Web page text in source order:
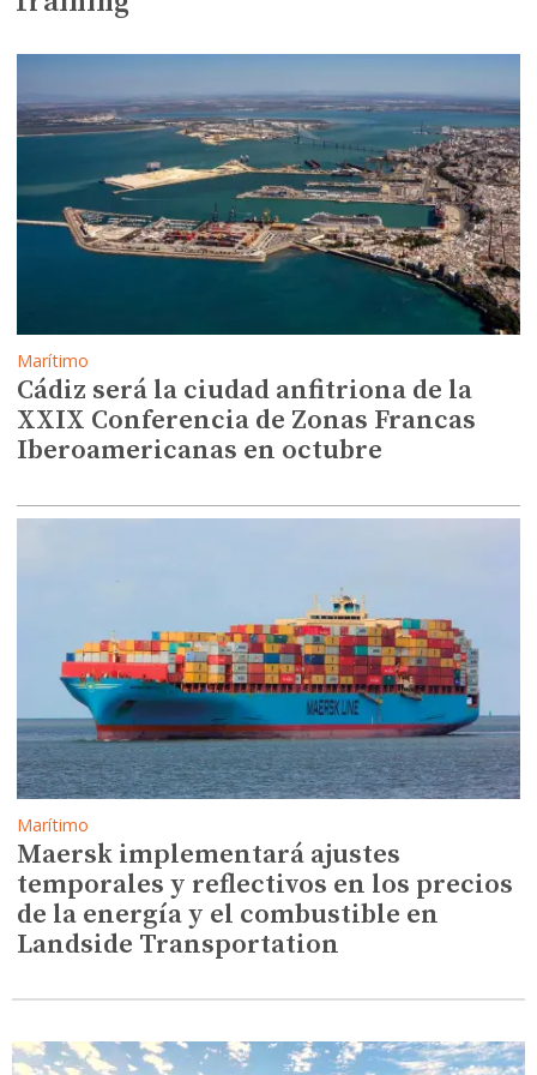
Marítimo
Cádiz será la ciudad anfitriona de la
XXIX Conferencia de Zonas Francas
Iberoamericanas en octubre
Marítimo
Maersk implementará ajustes
temporales y reflectivos en los precios
de la energía y el combustible en
Landside Transportation